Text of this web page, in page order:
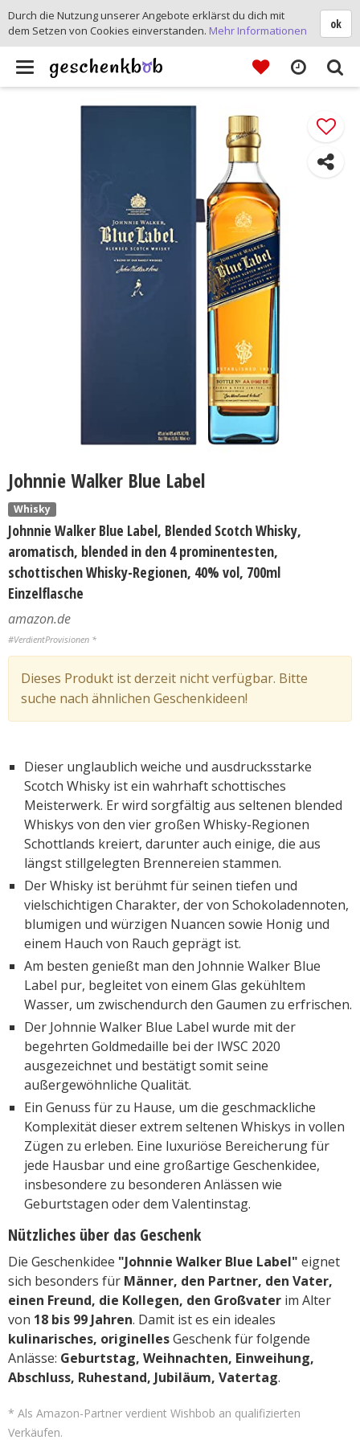
Toggle
navigation
Johnnie Walker Blue Label
Whisky
Johnnie Walker Blue Label, Blended Scotch Whisky,
aromatisch, blended in den 4 prominentesten,
schottischen Whisky-Regionen, 40% vol, 700ml
Einzelflasche
amazon.de
#VerdientProvisionen *
Dieses Produkt ist derzeit nicht verfügbar. Bitte
suche nach ähnlichen Geschenkideen!
Dieser unglaublich weiche und ausdrucksstarke
Scotch Whisky ist ein wahrhaft schottisches
Meisterwerk. Er wird sorgfältig aus seltenen blended
Whiskys von den vier großen Whisky-Regionen
Schottlands kreiert, darunter auch einige, die aus
längst stillgelegten Brennereien stammen.
Der Whisky ist berühmt für seinen tiefen und
vielschichtigen Charakter, der von Schokoladennoten,
blumigen und würzigen Nuancen sowie Honig und
einem Hauch von Rauch geprägt ist.
Am besten genießt man den Johnnie Walker Blue
Label pur, begleitet von einem Glas gekühltem
Wasser, um zwischendurch den Gaumen zu erfrischen.
Der Johnnie Walker Blue Label wurde mit der
begehrten Goldmedaille bei der IWSC 2020
ausgezeichnet und bestätigt somit seine
außergewöhnliche Qualität.
Ein Genuss für zu Hause, um die geschmackliche
Komplexität dieser extrem seltenen Whiskys in vollen
Zügen zu erleben. Eine luxuriöse Bereicherung für
jede Hausbar und eine großartige Geschenkidee,
insbesondere zu besonderen Anlässen wie
Geburtstagen oder dem Valentinstag.
Nützliches über das Geschenk
Die Geschenkidee "Johnnie Walker Blue Label" eignet
sich besonders für Männer, den Partner, den Vater,
einen Freund, die Kollegen, den Großvater im Alter
von 18 bis 99 Jahren. Damit ist es ein ideales
kulinarisches, originellesGeschenk für folgende
Anlässe: Geburtstag, Weihnachten, Einweihung,
Abschluss, Ruhestand, Jubiläum, Vatertag.
* Als Amazon-Partner verdient Wishbob an qualifizierten
Verkäufen.
ok
Durch die Nutzung unserer Angebote erklärst du dich mit
dem Setzen von Cookies einverstanden. Mehr Informationen